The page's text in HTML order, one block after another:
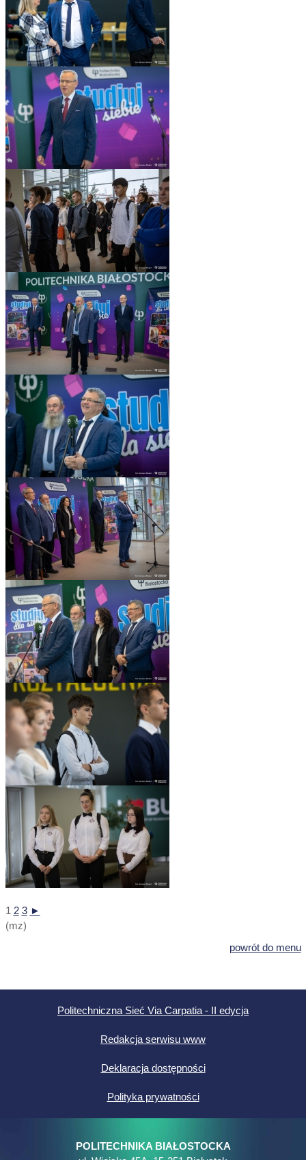
1 2 3 ►
(mz)
powrót do menu
Politechniczna Sieć Via Carpatia - II edycja
Redakcja serwisu www
Deklaracja dostępności
Polityka prywatności
POLITECHNIKA BIAŁOSTOCKA